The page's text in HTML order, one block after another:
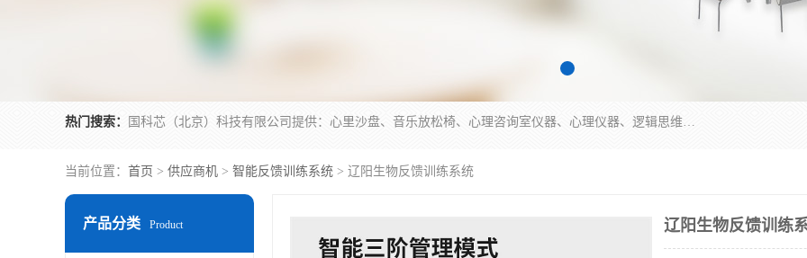
热门搜索： 国科芯（北京）科技有限公司提供：心里沙盘、音乐放松椅、心理咨询室仪器、心理仪器、逻辑思维测试仪、皮肤电测试仪、双手协调器、双手协调测试仪、注意力集中测试仪等各种心理学仪器设备。
当前位置： 首页 > 供应商机 > 智能反馈训练系统 > 辽阳生物反馈训练系统
产品分类 Product 辽阳生物反馈训练